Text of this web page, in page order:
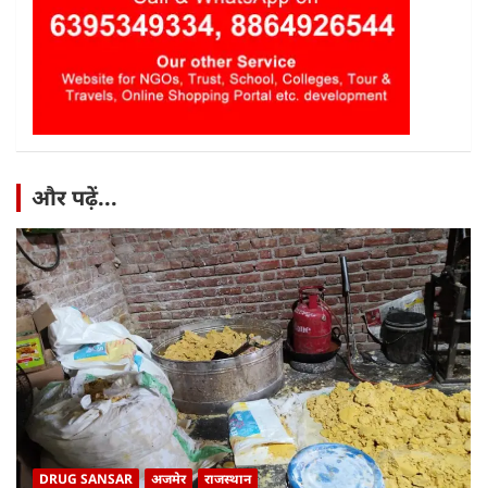
और पढ़ें...
DRUG SANSAR अजमेर राजस्थान